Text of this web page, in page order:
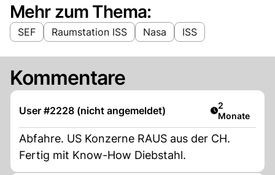
Mehr zum Thema:
SEF Raumstation ISS Nasa ISS
Kommentare
User #2228 (nicht angemeldet) Artikel
2
Monate
Abfahre. US Konzerne RAUS aus der CH.
Fertig mit Know-How Diebstahl.